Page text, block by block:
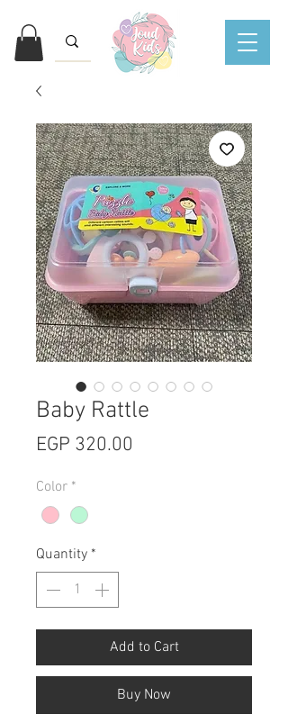
Baby Rattle
EGP 320.00
Color *
Quantity *
Add to Cart
Buy Now